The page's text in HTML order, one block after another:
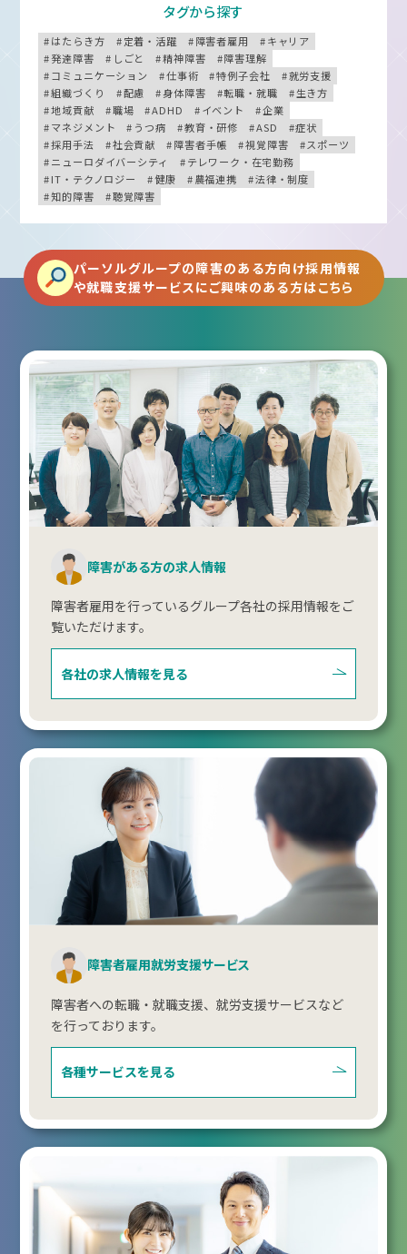
タグから探す
はたらき方 定着・活躍 障害者雇用
キャリア
発達障害
しごと 精神障害
障害理解
コミュニケーション
仕事術 特例子会社
就労支援
組織づくり
配慮 身体障害 転職・就職
生き方
地域貢献
職場 ADHD イベント
企業
マネジメント
うつ病 教育・研修 ASD
症状
採用手法
社会貢献 障害者手帳 視覚障害
スポーツ
ニューロダイバーシティ
テレワーク・在宅勤務
IT・テクノロジー
健康 農福連携
法律・制度
知的障害
聴覚障害
パーソルグループの障害のある方向け採用情報
や就職支援サービスにご興味のある方はこちら
障害がある方の求人情報
障害者雇用を行っているグループ各社の採用情報をご
覧いただけます。
各社の求人情報を見る
障害者雇用就労支援サービス
障害者への転職・就職支援、就労支援サービスなど
を行っております。
各種サービスを見る